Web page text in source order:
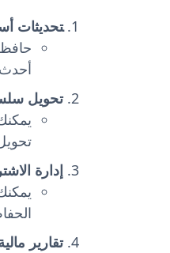
تحديثات
تحويل
إدارة
تقارير